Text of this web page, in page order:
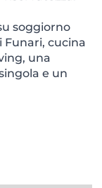
soggiorno
Funari, cucina
una
e un